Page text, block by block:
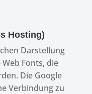
Hosting)
Darstel­lung
Fonts, die
Die Google
Verbin­dung zu